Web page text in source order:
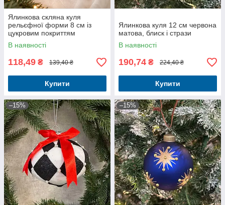
Ялинкова скляна куля
рельєфної форми 8 см із
цукровим покриттям
червоний
В наявності
118,49 ₴ 139,40 ₴
Купити
Ялинкова куля 12 см червона
матова, блиск і стрази
В наявності
190,74 ₴ 224,40 ₴
Купити
–15% –15%